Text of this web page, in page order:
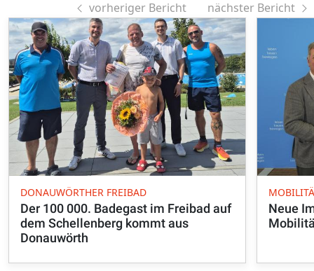
vorheriger Bericht nächster Bericht
DONAUWÖRTHER FREIBAD
Der 100 000. Badegast im Freibad auf
dem Schellenberg kommt aus
Donauwörth
Neue